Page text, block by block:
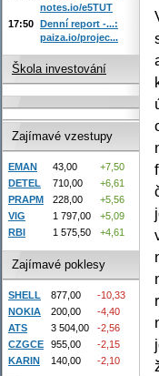
notes.io/e5TUT
17:50 Denní report -...:
paiza.io/projec...
Škola investování
Zajímavé vzestupy
EMAN 43,00
+7,50
DETEL
710,00
+6,61
PRAPM
228,00
+5,56
VIG
1 797,00
+5,09
RBI
1 575,50 +4,61
Zajímavé poklesy
SHELL 877,00
-10,33
NOKIA
200,00
-4,40
ATS
3 504,00
-2,56
CZGCE
955,00
-2,15
KARIN
140,00 -2,10